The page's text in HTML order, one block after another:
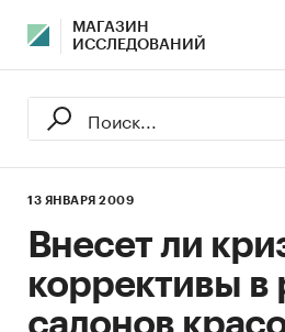
МАГАЗИН
ИССЛЕДОВАНИЙ
13 ЯНВАРЯ 2009
Внесет ли
коррективы в
салонов